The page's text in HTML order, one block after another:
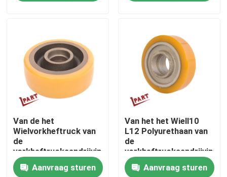
LEIDENE Vorkheftrucklichten
Vorkheftruckschakelaar
Elektrische Vorkheftruckschakelaar
Vorkheftruckhandvat
Heftruck gashendel
Van de het
Wielvorkheftruck van
de
vorkheftruckaandrijving
het Polyurethaanwiel
150x54x47mm
Aanvraag sturen
Van het het Wiell10
L12 Polyurethaan van
de
vorkheftruckaandrijving
het Saldowiel
150x50x55mm
Aanvraag sturen